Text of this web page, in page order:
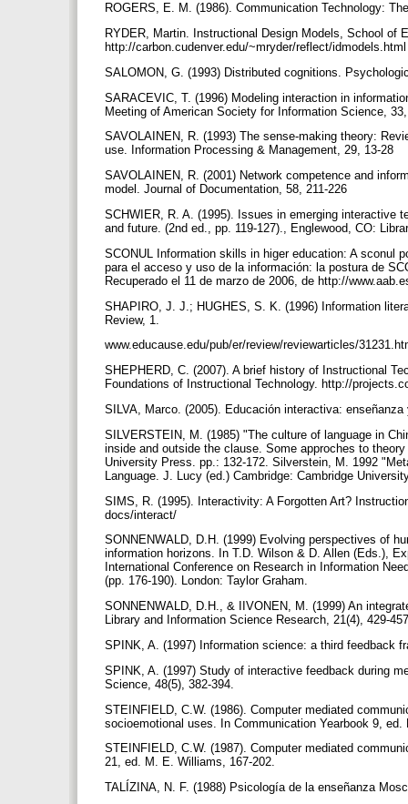
ROGERS, E. M. (1986). Communication Technology:
RYDER, Martin. Instructional Design Models, School of
http://carbon.cudenver.edu/~mryder/reflect/
SALOMON, G. (1993) Distributed cognitions.
SARACEVIC, T. (1996) Modeling interaction in
Meeting of American Society for Information Science,
SAVOLAINEN, R. (1993) The sense-making theory:
use. Information Processing & Management, 29, 13-28
SAVOLAINEN, R. (2001) Network competence and
model. Journal of Documentation, 58, 211-226
SCHWIER, R. A. (1995). Issues in emerging interactive
and future. (2nd ed., pp. 119-127)., Englewood, CO:
SCONUL Information skills in higer education: A sconul
para el acceso y uso de la información: la postura de
Recuperado el 11 de marzo de 2006, de http://
SHAPIRO, J. J.; HUGHES, S. K. (1996) Information
Review, 1.
www.educause.edu/pub/er/review/reviewarticles/
SHEPHERD, C. (2007). A brief history of Instructional
Foundations of Instructional Technology. http://
SILVA, Marco. (2005). Educación interactiva:
SILVERSTEIN, M. (1985) "The culture of language in
inside and outside the clause. Some approches to
University Press. pp.: 132-172. Silverstein, M. 1992
Language. J. Lucy (ed.) Cambridge: Cambridge
SIMS, R. (1995). Interactivity: A Forgotten Art?
docs/interact/
SONNENWALD, D.H. (1999) Evolving perspectives of
information horizons. In T.D. Wilson & D. Allen (Eds.),
International Conference on Research in Information
(pp. 176-190). London: Taylor Graham.
SONNENWALD, D.H., & IIVONEN, M. (1999) An
Library and Information Science Research, 21(4), 429-
SPINK, A. (1997) Information science: a third feedback
SPINK, A. (1997) Study of interactive feedback during
Science, 48(5), 382-394.
STEINFIELD, C.W. (1986). Computer mediated
socioemotional uses. In Communication Yearbook 9,
STEINFIELD, C.W. (1987). Computer mediated
21, ed. M. E. Williams, 167-202.
TALÍZINA, N. F. (1988) Psicología de la enseñanza